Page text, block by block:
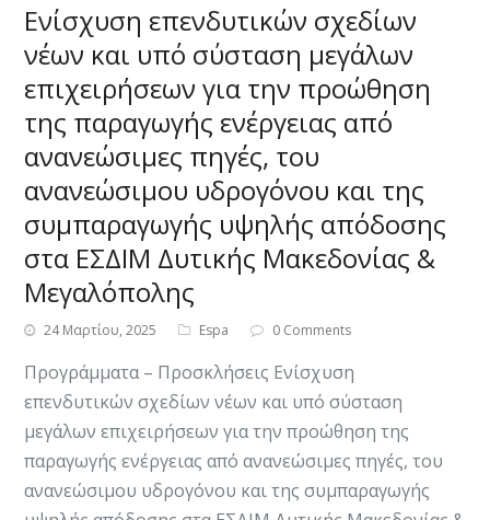
Ενίσχυση επενδυτικών σχεδίων
νέων και υπό σύσταση μεγάλων
επιχειρήσεων για την προώθηση
της παραγωγής ενέργειας από
ανανεώσιμες πηγές, του
ανανεώσιμου υδρογόνου και της
συμπαραγωγής υψηλής απόδοσης
στα ΕΣΔΙΜ Δυτικής Μακεδονίας &
Μεγαλόπολης
24 Μαρτίου, 2025 Espa 0 Comments
Προγράμματα – Προσκλήσεις Ενίσχυση
επενδυτικών σχεδίων νέων και υπό σύσταση
μεγάλων επιχειρήσεων για την προώθηση της
παραγωγής ενέργειας από ανανεώσιμες πηγές, του
ανανεώσιμου υδρογόνου και της συμπαραγωγής